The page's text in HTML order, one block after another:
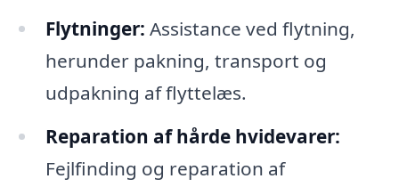
Flytninger: Assistance ved flytning,
herunder pakning, transport og
udpakning af flyttelæs.
Reparation af hårde hvidevarer:
Fejlfinding og reparation af